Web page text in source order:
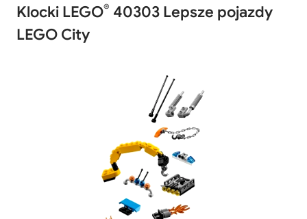
Klocki LEGO® 40303 Lepsze pojazdy
LEGO City